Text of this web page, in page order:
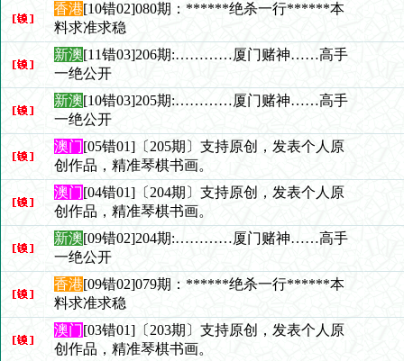
香港[10错02]080期：******绝杀一行******本
料求准求稳
新澳[11错03]206期:…………厦门赌神……高手
一绝公开
新澳[10错03]205期:…………厦门赌神……高手
一绝公开
澳门[05错01]〔205期〕支持原创，发表个人原
创作品，精准琴棋书画。
澳门[04错01]〔204期〕支持原创，发表个人原
创作品，精准琴棋书画。
新澳[09错02]204期:…………厦门赌神……高手
一绝公开
香港[09错02]079期：******绝杀一行******本
料求准求稳
澳门[03错01]〔203期〕支持原创，发表个人原
创作品，精准琴棋书画。